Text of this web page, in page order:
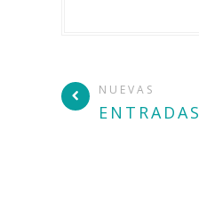
NUEVAS
ENTRADAS